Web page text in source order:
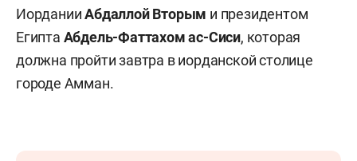
ИорданииАбдаллой Вторым и президентом
Египта Абдель-Фаттахом ас-Сиси, которая
должна пройти завтра в иорданской столице
городе Амман.